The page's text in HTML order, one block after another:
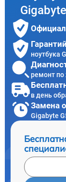
ноутбука
ремонт
в день
Замена
Gigabyte